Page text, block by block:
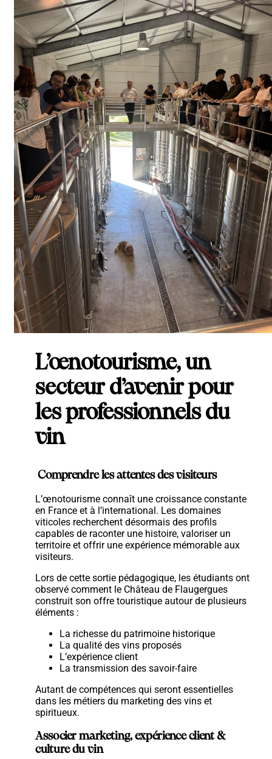
L’œnotourisme, un
secteur d’avenir pour
les professionnels du
vin
Comprendre les attentes des visiteurs
L’œnotourisme connaît une croissance constante
en France et à l’international. Les domaines
viticoles recherchent désormais des profils
capables de raconter une histoire, valoriser un
territoire et offrir une expérience mémorable aux
visiteurs.
Lors de cette sortie pédagogique, les étudiants ont
observé comment le Château de Flaugergues
construit son offre touristique autour de plusieurs
éléments :
La richesse du patrimoine historique
La qualité des vins proposés
L’expérience client
La transmission des savoir-faire
Autant de compétences qui seront essentielles
dans les métiers du marketing des vins et
spiritueux.
Associer marketing, expérience client &
culture du vin